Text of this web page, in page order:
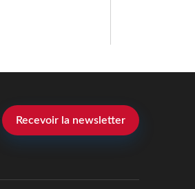
Recevoir la newsletter